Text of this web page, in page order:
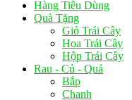
Hàng Tiêu Dùng
Quà Tặng
Giỏ Trái Cây
Hoa Trái Cây
Hộp Trái Cây
Rau - Củ - Quả
Bắp
Chanh